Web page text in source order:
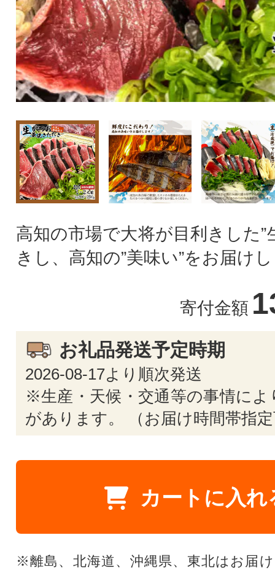
高知の市場で大将が目利きした”
きし、高知の”美味い”をお届け
寄付金額
お礼品発送予定時期
2026-08-17より順次発送
※生産・天候・交通等の事情によ
があります。 （お届け時間帯指
カートに入れ
※離島、北海道、沖縄県、東北はお届